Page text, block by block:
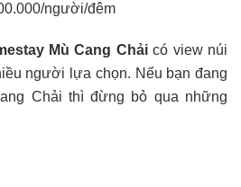
người/đêm
Mù Cang Chảicó view núi
người lựa chọn. Nếu bạn đang
Chải thì đừng bỏ qua những